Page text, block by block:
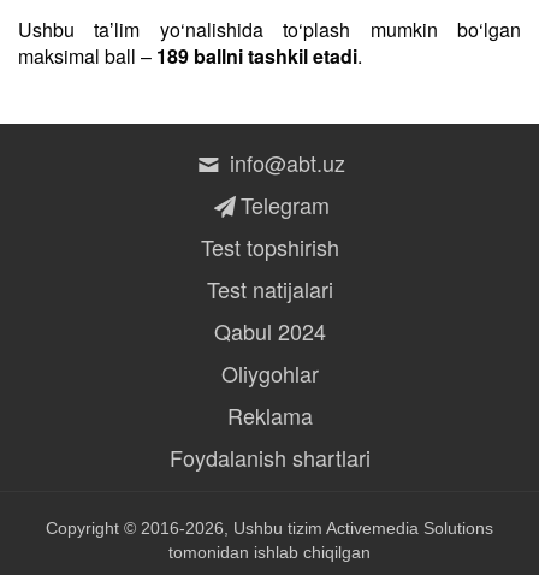
Ushbu taʼlim yo‘nalishida to‘plash mumkin bo‘lgan
maksimal ball – 189 ballni tashkil etadi.
info@abt.uz
Telegram
Test topshirish
Test natijalari
Qabul 2024
Oliygohlar
Reklama
Foydalanish shartlari
Copyright © 2016-2026, Ushbu tizim Activemedia Solutions
tomonidan ishlab chiqilgan